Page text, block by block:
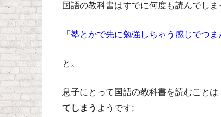
国語の教科書はすでに何度も読んでしま
「塾とかで先に勉強しちゃう感じでつま
と。
息子にとって国語の教科書を読むことは
てしまう ようです;